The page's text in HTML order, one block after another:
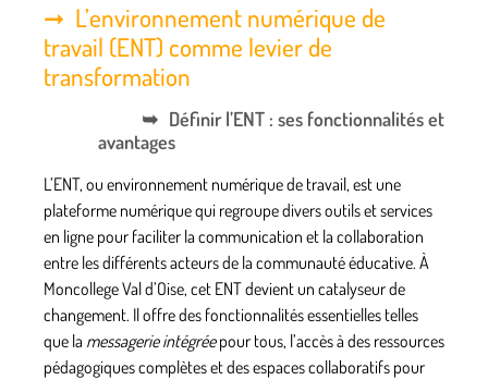
L’environnement numérique de
travail (ENT) comme levier de
transformation
Définir l’ENT : ses fonctionnalités et
avantages
L’ENT, ou environnement numérique de travail, est une
plateforme numérique qui regroupe divers outils et services
en ligne pour faciliter la communication et la collaboration
entre les différents acteurs de la communauté éducative. À
Moncollege Val d’Oise, cet ENT devient un catalyseur de
changement. Il offre des fonctionnalités essentielles telles
que la messagerie intégréepour tous, l’accès à des ressources
pédagogiques complètes et des espaces collaboratifs pour